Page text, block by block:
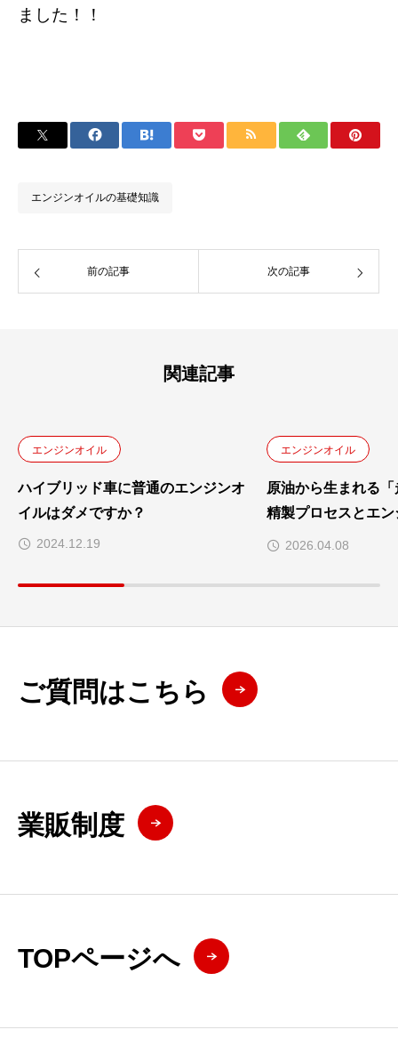
ました！！
エンジンオイルの基礎知識
前の記事 次の記事
関連記事
エンジンオイル
ハイブリッド車に普通のエンジンオ
イルはダメですか？
2024.12.19
エンジンオイル
原油から生まれる
精製プロセスとエ
ースオイルの深遠
2026.04.08
ご質問はこちら
業販制度
TOPページへ